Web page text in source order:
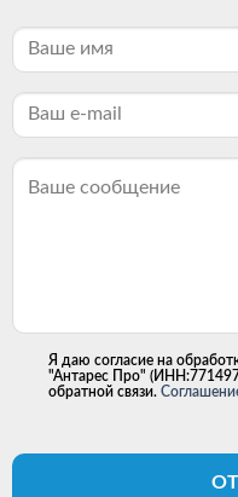
Я даю согласие на
"Антарес Про"
обратной связи.